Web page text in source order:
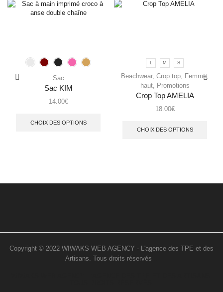
Sac
Sac KIM
14.00€
CHOIX DES OPTIONS
M S
Beachwear, Crop top Femme,
haut, Promotions
Crop Top AMELIA
18.00€
CHOIX DES OPTIONS
Copyright © 2022 WIWAKS WEB AGENCY - L'agence des TPE et des
Artisans. Tous droits réservés